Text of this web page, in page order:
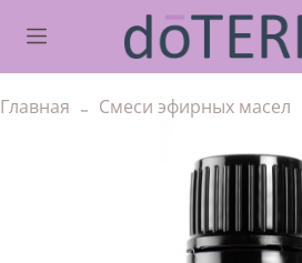
Главная Смеси эфирных масел